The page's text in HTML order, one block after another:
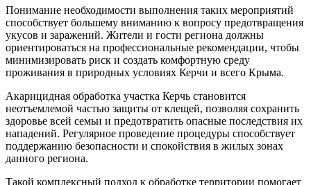
Понимание необходимости выполнения таких мероприятий
способствует большему вниманию к вопросу предотвращения
укусов и заражений. Жители и гости региона должны
ориентироваться на профессиональные рекомендации, чтобы
минимизировать риск и создать комфортную среду
проживания в природных условиях Керчи и всего Крыма.
Акарицидная обработка участка Керчь становится
неотъемлемой частью защиты от клещей, позволяя сохранить
здоровье всей семьи и предотвратить опасные последствия их
нападений. Регулярное проведение процедуры способствует
поддержанию безопасности и спокойствия в жилых зонах
данного региона.
Такой комплексный подход к обработке территории помогает